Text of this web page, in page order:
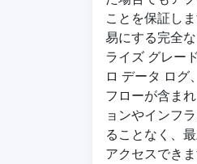
ことを保証し
易にする完全
ライズ グレー
ロ データ ログ
フローが含ま
ョンやインフ
ることなく、
アクセスできま